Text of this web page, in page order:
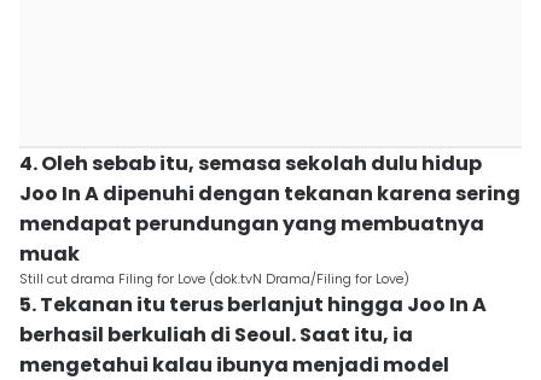
4. Oleh sebab itu, semasa sekolah dulu hidup
Joo In A dipenuhi dengan tekanan karena sering
mendapat perundungan yang membuatnya
muak
Still cut drama Filing for Love (dok.tvN Drama/Filing for Love)
5. Tekanan itu terus berlanjut hingga Joo In A
berhasil berkuliah di Seoul. Saat itu, ia
mengetahui kalau ibunya menjadi model